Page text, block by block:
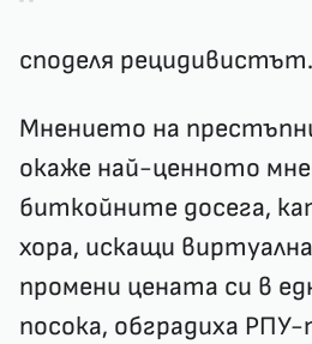
споделя рецидивистът.
Мнението на
окаже най-ценното
биткойните досега,
хора, искащи
промени цената си в
посока, обградиха